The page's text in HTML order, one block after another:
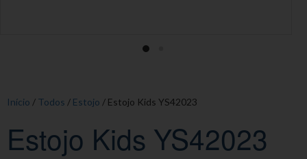
Início / Todos / Estojo / Estojo Kids YS42023
Estojo Kids YS42023